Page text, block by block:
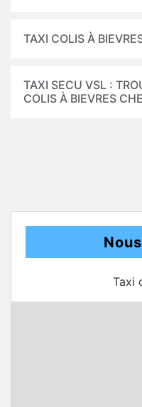
TAXI COLIS À
TAXI SECU VSL :
COLIS À BIEVRES
Taxi